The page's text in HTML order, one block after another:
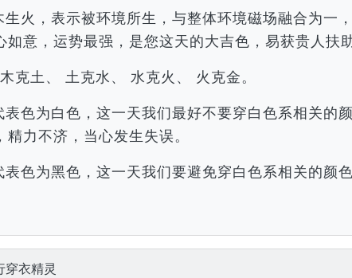
火，表示被环境所生，与整体环境磁场融合为一
意，运势最强，是您这天的大吉色，易获贵人扶
克土、 土克水、 水克火、 火克金。
色为白色，这一天我们最好不要穿白色系相关的
力不济，当心发生失误。
色为黑色，这一天我们要避免穿白色系相关的颜
衣精灵